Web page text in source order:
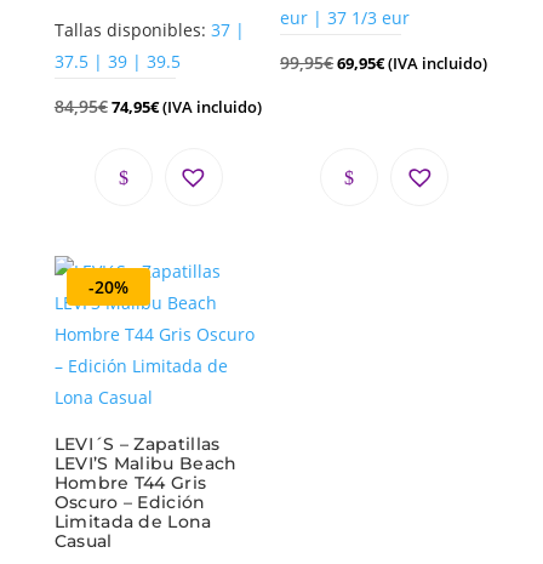
Tallas disponibles: 37 |
37.5 | 39 | 39.5
84,95€74,95€(IVA incluido)
eur | 37 1/3 eur
99,95€69,95€(IVA incluido)
-20%
LEVI´S – Zapatillas
LEVI’S Malibu Beach
Hombre T44 Gris
Oscuro – Edición
Limitada de Lona
Casual